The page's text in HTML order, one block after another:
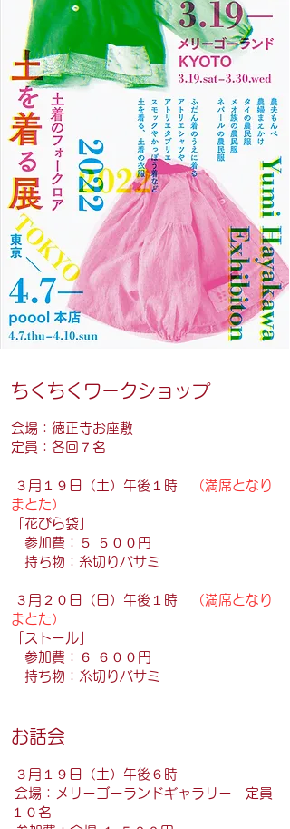
ちくちくワークショップ
会場：徳正寺お座敷
定員：各回７名
３月１９日（土）午後１時
（満席となり
まとた）
「花びら袋」
参加費：５ ５００円
持ち物：糸切りバサミ
３月２０日（日）午後１時
（満席となり
まとた）
「ストール」
参加費：６ ６００円
持ち物：糸切りバサミ
お話会
３月１９日（土）午後６時
会場：メリーゴーランドギャラリー 定員
１０名